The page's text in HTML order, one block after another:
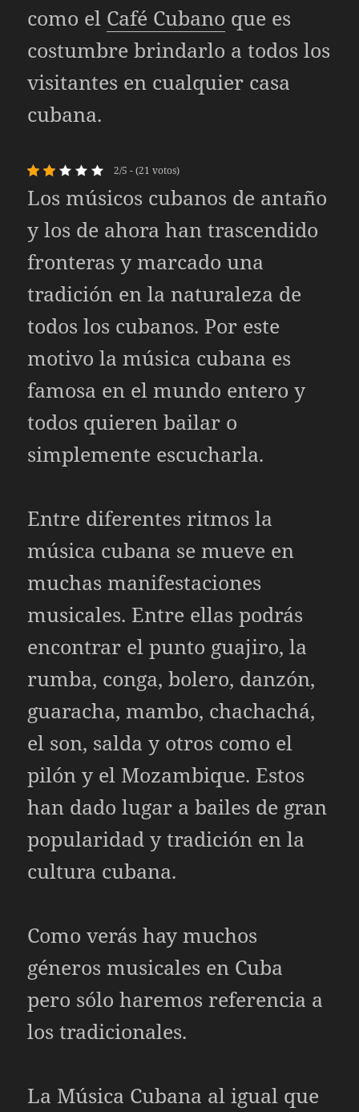
como el Café Cubano que es
costumbre brindarlo a todos los
visitantes en cualquier casa
cubana.
2/5 - (21 votos)
Los músicos cubanos de antaño
y los de ahora han trascendido
fronteras y marcado una
tradición en la naturaleza de
todos los cubanos. Por este
motivo la música cubana es
famosa en el mundo entero y
todos quieren bailar o
simplemente escucharla.
Entre diferentes ritmos la
música cubana se mueve en
muchas manifestaciones
musicales. Entre ellas podrás
encontrar el punto guajiro, la
rumba, conga, bolero, danzón,
guaracha, mambo, chachachá,
el son, salda y otros como el
pilón y el Mozambique. Estos
han dado lugar a bailes de gran
popularidad y tradición en la
cultura cubana.
Como verás hay muchos
géneros musicales en Cuba
pero sólo haremos referencia a
los tradicionales.
La Música Cubana al igual que